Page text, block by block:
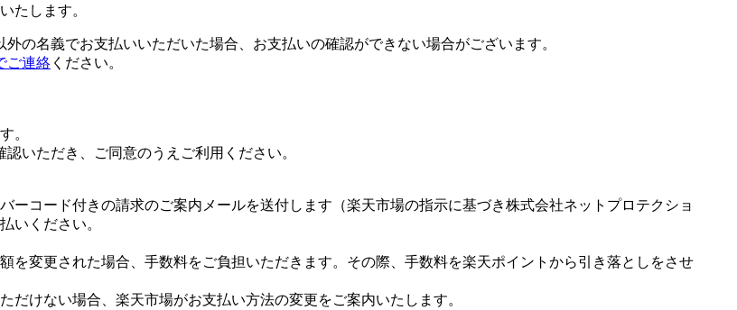
たします。
の名義でお支払いいただいた場合、お支払いの確認ができない場合がございます。
ご連絡 ください。
。
認いただき、ご同意のうえご利用ください。
ーコード付きの請求のご案内メールを送付します（楽天市場の指示に基づき株式会社ネットプロテクショ
いください。
を変更された場合、手数料をご負担いただきます。その際、手数料を楽天ポイントから引き落としをさせ
けない場合、楽天市場がお支払い方法の変更をご案内いたします。